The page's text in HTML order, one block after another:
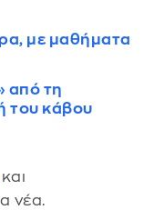
με μαθήματα
από τη
του κάβου
και
νέα.